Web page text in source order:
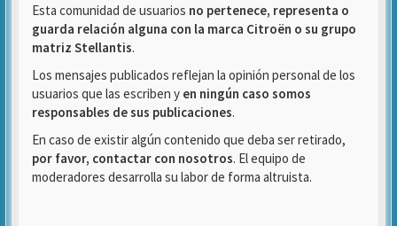
Esta comunidad de usuarios no pertenece, representa o
guarda relación alguna con la marca Citroën o su grupo
matriz Stellantis.
Los mensajes publicados reflejan la opinión personal de los
usuarios que las escriben y en ningún caso somos
responsables de sus publicaciones.
En caso de existir algún contenido que deba ser retirado,
por favor, contactar con nosotros. El equipo de
moderadores desarrolla su labor de forma altruista.